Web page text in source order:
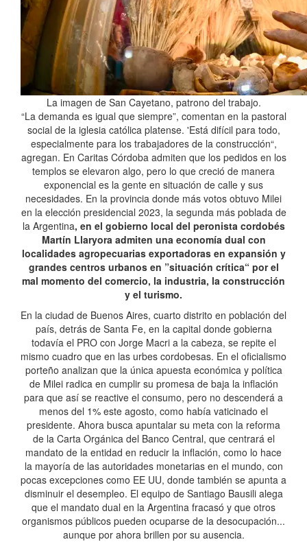
La imagen de San Cayetano, patrono del trabajo.
“La demanda es igual que siempre”, comentan en la pastoral
social de la iglesia católica platense. 'Está difícil para todo,
especialmente para los trabajadores de la construcción“,
agregan. En Caritas Córdoba admiten que los pedidos en los
templos se elevaron algo, pero lo que creció de manera
exponencial es la gente en situación de calle y sus
necesidades. En la provincia donde más votos obtuvo Milei
en la elección presidencial 2023, la segunda más poblada de
la Argentina, en el gobierno local del peronista cordobés
Martín Llaryora admiten una economía dual con
localidades agropecuarias exportadoras en expansión y
grandes centros urbanos en ”situación crítica“ por el
mal momento del comercio, la industria, la construcción
y el turismo.
En la ciudad de Buenos Aires, cuarto distrito en población del
país, detrás de Santa Fe, en la capital donde gobierna
todavía el PRO con Jorge Macri a la cabeza, se repite el
mismo cuadro que en las urbes cordobesas. En el oficialismo
porteño analizan que la única apuesta económica y política
de Milei radica en cumplir su promesa de baja la inflación
para que así se reactive el consumo, pero no descenderá a
menos del 1% este agosto, como había vaticinado el
presidente. Ahora busca apuntalar su meta con la reforma
de la Carta Orgánica del Banco Central, que centrará el
mandato de la entidad en reducir la inflación, como lo hace
la mayoría de las autoridades monetarias en el mundo, con
pocas excepciones como EE UU, donde también se apunta a
disminuir el desempleo. El equipo de Santiago Bausili alega
que el mandato dual en la Argentina fracasó y que otros
organismos públicos pueden ocuparse de la desocupación...
aunque por ahora brillen por su ausencia.